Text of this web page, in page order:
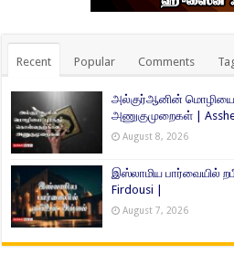
Recent Popular Comments
அல்குர்ஆனின் மொழியை
அணுகுமுறைகள் |
August 8, 2026
இஸ்லாமிய பார்வையில்
Firdousi |
August 7, 2026